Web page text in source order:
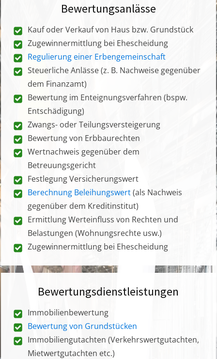
Bewertungsanlässe
Kauf oder Verkauf von Haus bzw. Grundstück
Zugewinnermittlung bei Ehescheidung
Regulierung einer Erbengemeinschaft
Steuerliche Anlässe (z. B. Nachweise gegenüber
dem Finanzamt)
Bewertung im Enteignungsverfahren (bspw.
Entschädigung)
Zwangs- oder Teilungsversteigerung
Bewertung von Erbbaurechten
Wertnachweis gegenüber dem
Betreuungsgericht
Festlegung Versicherungswert
Berechnung Beleihungswert(als Nachweis
gegenüber dem Kreditinstitut)
Ermittlung Werteinfluss von Rechten und
Belastungen (Wohnungsrechte usw.)
Zugewinnermittlung bei Ehescheidung
Bewertungsdienstleistungen
Immobilienbewertung
Bewertung von Grundstücken
Immobiliengutachten (Verkehrswertgutachten,
Mietwertgutachten etc.)